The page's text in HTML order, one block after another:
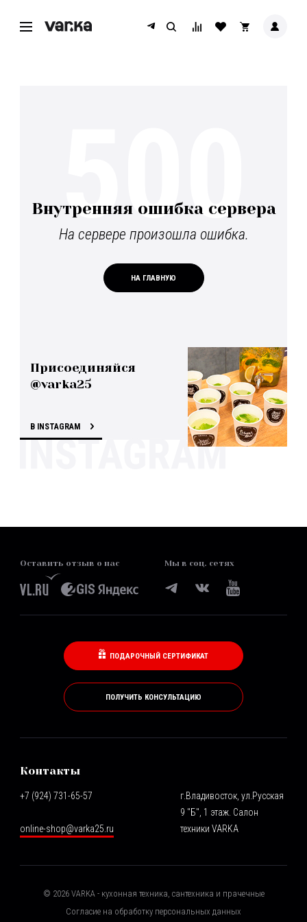
Внутренняя ошибка сервера
На сервере произошла ошибка.
НА ГЛАВНУЮ
500
Присоединяйся
@varka25
В INSTAGRAM
Оставить отзыв о нас Мы в соц. сетях
ПОДАРОЧНЫЙ СЕРТИФИКАТ
ПОЛУЧИТЬ КОНСУЛЬТАЦИЮ
Контакты
+7 (924) 731-65-57
online-shop@varka25.ru
г.Владивосток, ул.Русская
9 "Б", 1 этаж. Салон
техники VARKA
© 2026VARKA - кухонная техника, сантехника и прачечные
Согласие на обработку персональных данных